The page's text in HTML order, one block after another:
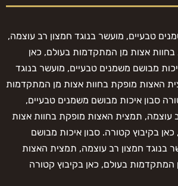
טבעיים, מועשר בנוגד חמצון רב עוצמה,
אצות מן המתקדמות בעולם, כאן
מבושם משמנים טבעיים, מועשר בנוגד
האצות מופקת בחוות אצות מן המתקדמות
סבון איכות מבושם משמנים טבעיים,
עוצמה, תמצית האצות מופקת בחוות אצות
בקיבוץ קטורה. סבון איכות מבושם
בנוגד חמצון רב עוצמה, תמצית האצות
המתקדמות בעולם, כאן בקיבוץ קטורה